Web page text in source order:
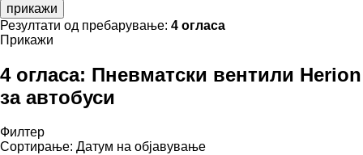
прикажи
Резултати од пребарување: 4 огласа
Прикажи
4 огласа: Пневматски вентили Herion
за автобуси
Филтер
Сортирање: Датум на објавување